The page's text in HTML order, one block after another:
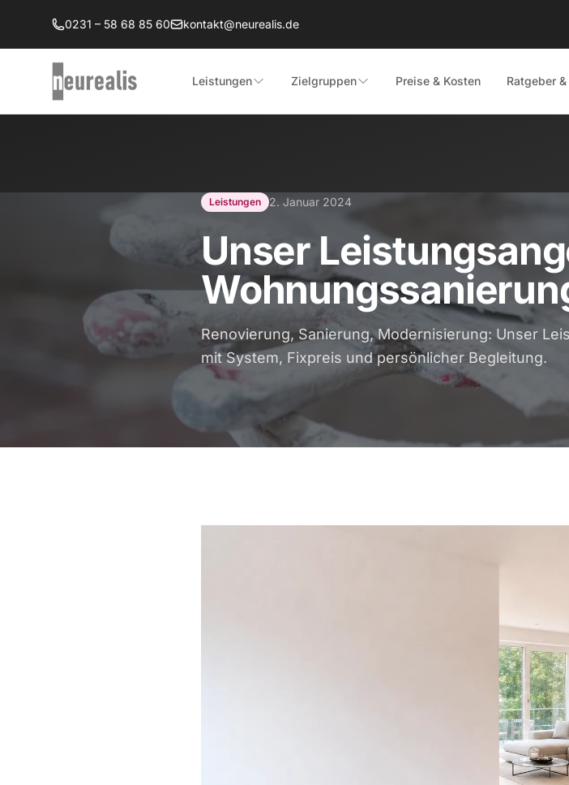
Zum Hauptinhalt springen
0231 – 58 68 85 60 kontakt@neurealis.de
Leistungen Zielgruppen Preise & Kosten Ratgeber
Leistungen 2. Januar 2024
Unser
Renovierung, Sanierung, Modernisierung: Unser
mit System, Fixpreis und persönlicher Begleitung.